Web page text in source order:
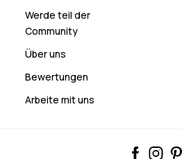
Werde teil der
Community
Über uns
Bewertungen
Arbeite mit uns